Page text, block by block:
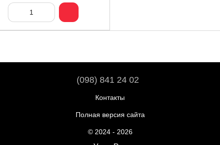
(098) 841 24 02
Контакты
Полная версия сайта
© 2024 - 2026